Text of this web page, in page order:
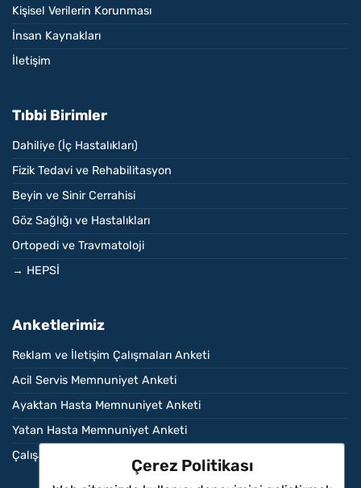
Kişisel Verilerin Korunması
İnsan Kaynakları
İletişim
Tıbbi Birimler
Dahiliye (İç Hastalıkları)
Fizik Tedavi ve Rehabilitasyon
Beyin ve Sinir Cerrahisi
Göz Sağlığı ve Hastalıkları
Ortopedi ve Travmatoloji
→ HEPSİ
Anketlerimiz
Reklam ve İletişim Çalışmaları Anketi
Acil Servis Memnuniyet Anketi
Ayaktan Hasta Memnuniyet Anketi
Yatan Hasta Memnuniyet Anketi
Çalışan Memnuniyet Anketi
Çerez Politikası